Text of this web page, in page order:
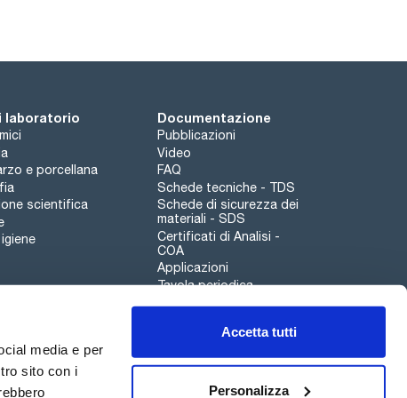
media e per
sito con i
Accetta tutti
Personalizza
laboratorio
e porcellana
scientifica
Documentazione
Pubblicazioni
Video
FAQ
Schede tecniche - TDS
Schede di sicurezza dei
materiali - SDS
Certificati di Analisi -
COA
Applicazioni
Tavola periodica
Canale di segnalazioni